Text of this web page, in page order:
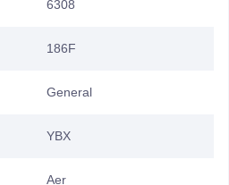
6308
186F
General
YBX
Aer